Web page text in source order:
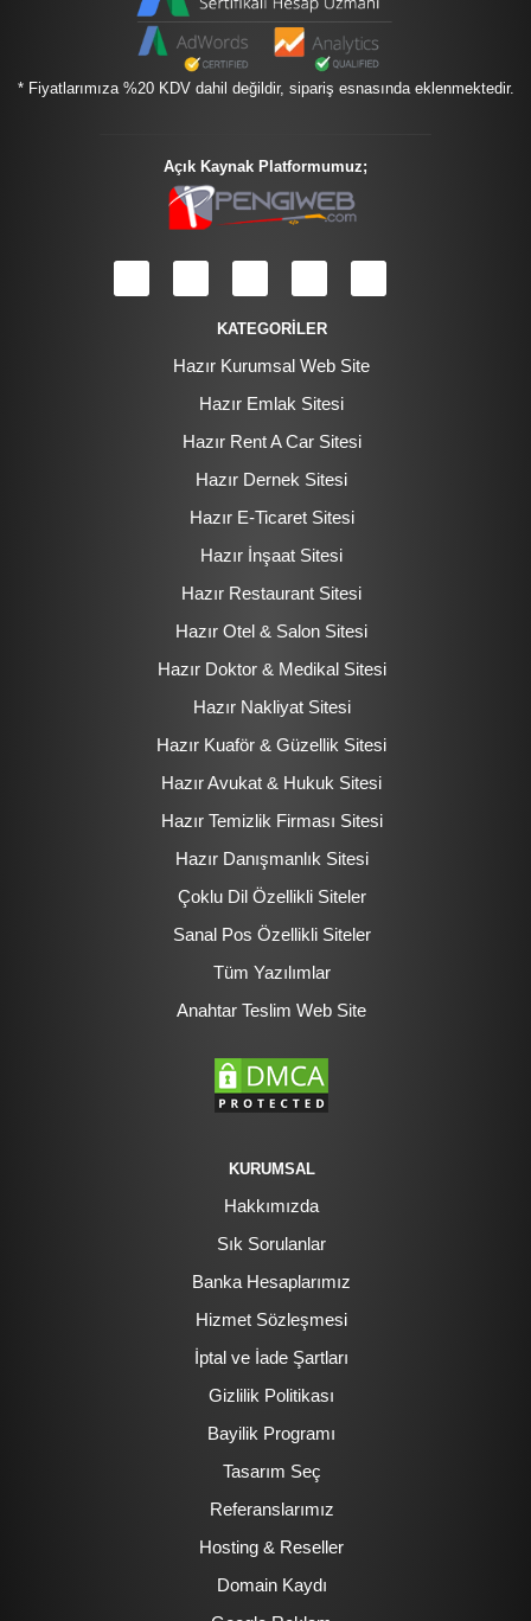
* Fiyatlarımıza %20 KDV dahil değildir, sipariş esnasında eklenmektedir.
Açık Kaynak Platformumuz;
KATEGORİLER
Hazır Kurumsal Web Site
Hazır Emlak Sitesi
Hazır Rent A Car Sitesi
Hazır Dernek Sitesi
Hazır E-Ticaret Sitesi
Hazır İnşaat Sitesi
Hazır Restaurant Sitesi
Hazır Otel & Salon Sitesi
Hazır Doktor & Medikal Sitesi
Hazır Nakliyat Sitesi
Hazır Kuaför & Güzellik Sitesi
Hazır Avukat & Hukuk Sitesi
Hazır Temizlik Firması Sitesi
Hazır Danışmanlık Sitesi
Çoklu Dil Özellikli Siteler
Sanal Pos Özellikli Siteler
Tüm Yazılımlar
Anahtar Teslim Web Site
KURUMSAL
Hakkımızda
Sık Sorulanlar
Banka Hesaplarımız
Hizmet Sözleşmesi
İptal ve İade Şartları
Gizlilik Politikası
Bayilik Programı
Tasarım Seç
Referanslarımız
Hosting & Reseller
Domain Kaydı